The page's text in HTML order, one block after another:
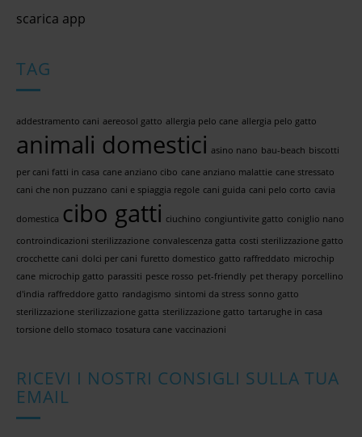
scarica app
TAG
addestramento cani aereosol gatto allergia pelo cane allergia pelo gatto
animali domestici asino nano bau-beach biscotti
per cani fatti in casa cane anziano cibo cane anziano malattie cane stressato
cani che non puzzano cani e spiaggia regole cani guida cani pelo corto cavia
domestica cibo gatti ciuchino congiuntivite gatto coniglio nano
controindicazioni sterilizzazione convalescenza gatta costi sterilizzazione gatto
crocchette cani dolci per cani furetto domestico gatto raffreddato microchip
cane microchip gatto parassiti pesce rosso pet-friendly pet therapy porcellino
d'india raffreddore gatto randagismo sintomi da stress sonno gatto
sterilizzazione sterilizzazione gatta sterilizzazione gatto tartarughe in casa
torsione dello stomaco tosatura cane vaccinazioni
RICEVI I NOSTRI CONSIGLI SULLA TUA
EMAIL